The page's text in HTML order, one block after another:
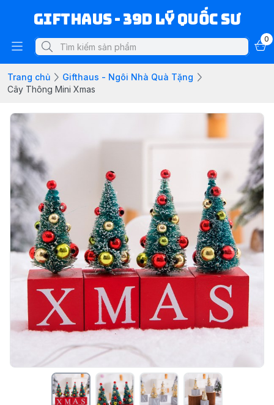
Gifthaus - 39D Lý Quốc Sư
0
Trang chủ
Gifthaus - Ngôi Nhà Quà Tặng
Cây Thông Mini Xmas